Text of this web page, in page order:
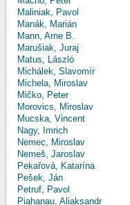
Maliniak, Pavol
Manák, Marián
Mann, Arne B.
Marušiak, Juraj
Matus, László
Michálek, Slavomír
Michela, Miroslav
Mičko, Peter
Morovics, Miroslav
Mucska, Vincent
Nagy, Imrich
Nemec, Miroslav
Nemeš, Jaroslav
Pekařová, Katarína
Pešek, Ján
Petruf, Pavol
Piahanau, Aliaksandr